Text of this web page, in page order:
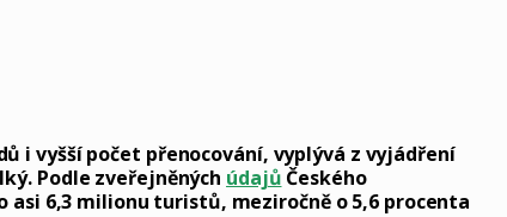
i vyšší počet přenocování, vyplývá z vyjádření
Podle zveřejněných údajů Českého
6,3 milionu turistů, meziročně o 5,6 procenta